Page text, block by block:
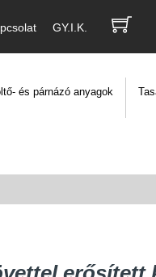
GY.I.K.
és párnázó anyagok